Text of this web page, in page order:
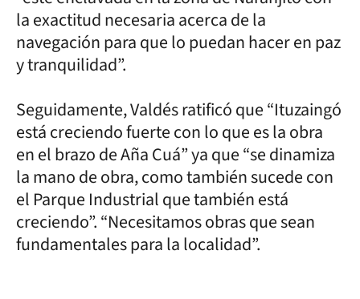
la exactitud necesaria acerca de la
navegación para que lo puedan hacer en paz
y tranquilidad”.
Seguidamente, Valdés ratificó que “Ituzaingó
está creciendo fuerte con lo que es la obra
en el brazo de Aña Cuá” ya que “se dinamiza
la mano de obra, como también sucede con
el Parque Industrial que también está
creciendo”. “Necesitamos obras que sean
fundamentales para la localidad”.